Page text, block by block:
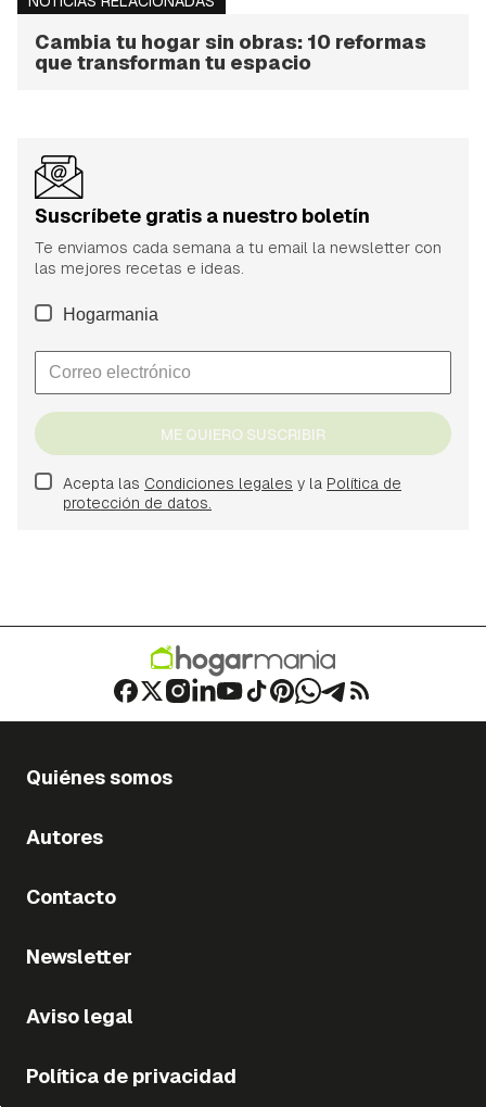
Cambia tu hogar sin obras: 10 reformas
que transforman tu espacio
Suscríbete gratis a nuestro boletín
Te enviamos cada semana a tu email la newsletter con
las mejores recetas e ideas.
Hogarmania
ME QUIERO SUSCRIBIR
Acepta las Condiciones legales y la Política de
protección de datos.
Quiénes somos
Autores
Contacto
Newsletter
Aviso legal
Política de privacidad